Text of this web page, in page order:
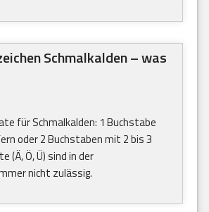
Schmalkalden – was
für Schmalkalden: 1 Buchstabe
oder 2 Buchstaben mit 2 bis 3
(Ä, Ö, Ü) sind in der
nicht zulässig.